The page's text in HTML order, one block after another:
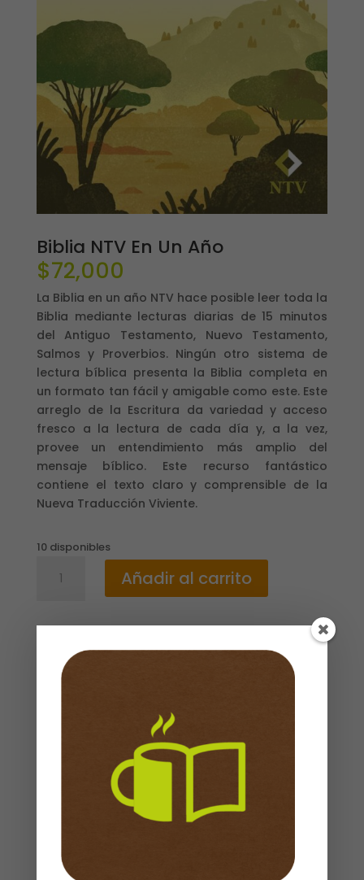
Biblia NTV En Un Año
$72,000
La Biblia en un año NTV hace posible leer toda la
Biblia mediante lecturas diarias de 15 minutos
del Antiguo Testamento, Nuevo Testamento,
Salmos y Proverbios. Ningún otro sistema de
lectura bíblica presenta la Biblia completa en
un formato tan fácil y amigable como este. Este
arreglo de la Escritura da variedad y acceso
fresco a la lectura de cada día y, a la vez,
provee un entendimiento más amplio del
mensaje bíblico. Este recurso fantástico
contiene el texto claro y comprensible de la
Nueva Traducción Viviente.
10 disponibles
cantidad
Añadir al carrito
Descripción
toda la Biblia mediante lecturas diarias
Productos relacionados